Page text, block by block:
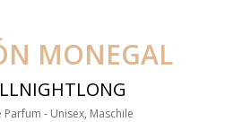
MONEGAL
Parfum - Unisex, Maschile